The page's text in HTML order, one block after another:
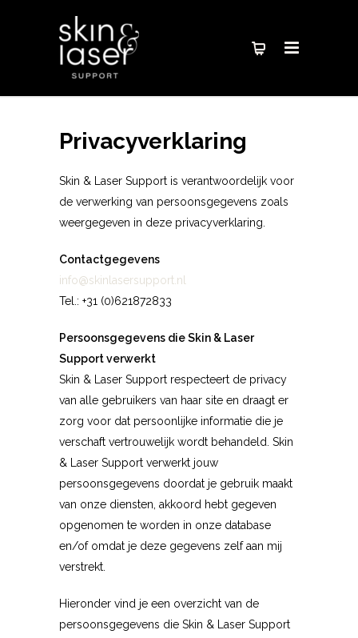
Privacyverklaring
Skin & Laser Support is verantwoordelijk voor
de verwerking van persoonsgegevens zoals
weergegeven in deze privacyverklaring.
Contactgegevens
info@skinlasersupport.nl
Tel.: +31 (0)621872833
Persoonsgegevens die Skin & Laser
Support verwerkt
Skin & Laser Support respecteert de privacy
van alle gebruikers van haar site en draagt er
zorg voor dat persoonlijke informatie die je
verschaft vertrouwelijk wordt behandeld. Skin
& Laser Support verwerkt jouw
persoonsgegevens doordat je gebruik maakt
van onze diensten, akkoord hebt gegeven
opgenomen te worden in onze database
en/of omdat je deze gegevens zelf aan mij
verstrekt.
Hieronder vind je een overzicht van de
persoonsgegevens die Skin & Laser Support